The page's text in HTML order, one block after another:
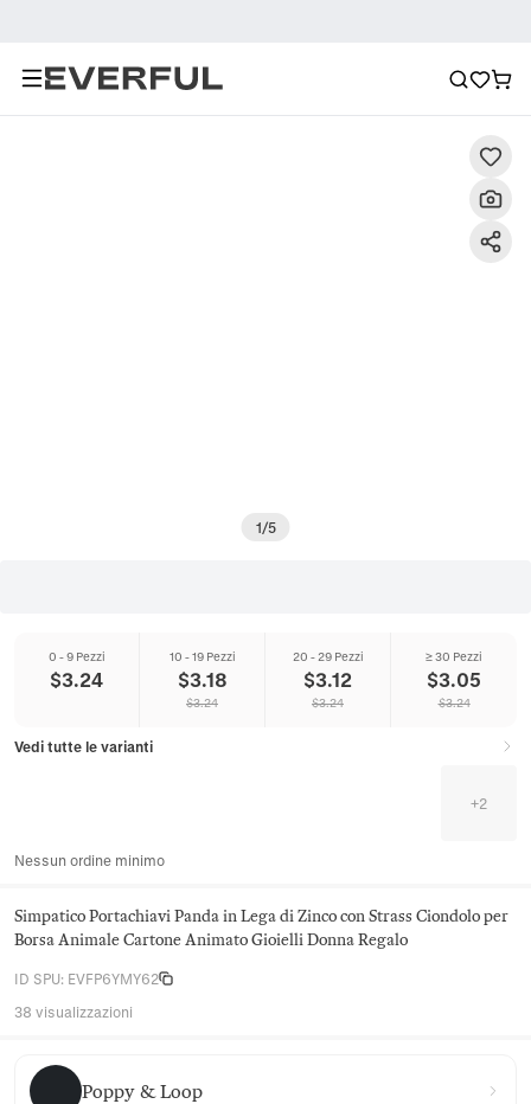
1/5
0 - 9 Pezzi
$3.24
10 - 19 Pezzi
$3.18
$3.24
20 - 29 Pezzi
$3.12
$3.24
≥ 30 Pezzi
$3.05
$3.24
Vedi tutte le varianti
+2
Nessun ordine minimo
Simpatico Portachiavi Panda in Lega di Zinco con Strass Ciondolo per
Borsa Animale Cartone Animato Gioielli Donna Regalo
ID SPU: EVFP6YMY62
38 visualizzazioni
Poppy & Loop
Poppy & Loop